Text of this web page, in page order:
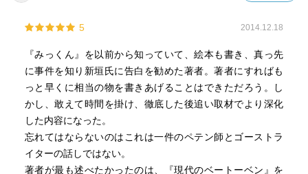
ある。そして、それはジャーナリズムではなく、ドキュメ
神山氏の批判がいかに的外れであるのかは、森氏の視点か
らではあり、フェアではないかもしれないが、次のインタ
ビューに表れている。
「さらにテレビドキュメンタリーの場合は、新垣（隆）さ
んや神山（典士）さん（週刊文春で最初にゴーストライタ
ー疑惑を報じたノンフィクション作家）にインタビューす
5 2014.12.18
『みっくん』を以前から知っていて、絵本も書き、真っ先
に事件を知り新垣氏に告白を勧めた著者。著者にすればも
っと早くに相当の物を書きあげることはできただろう。し
かし、敢えて時間を掛け、徹底した後追い取材でより深化
した内容になった。
忘れてはならないのはこれは一件のペテン師とゴーストラ
イターの話しではない。
著者が最も述べたかったのは、『現代のベートーベン』を